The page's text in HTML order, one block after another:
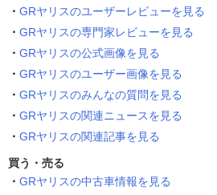
GRヤリスのユーザーレビューを見る
GRヤリスの専門家レビューを見る
GRヤリスの公式画像を見る
GRヤリスのユーザー画像を見る
GRヤリスのみんなの質問を見る
GRヤリスの関連ニュースを見る
GRヤリスの関連記事を見る
買う・売る
GRヤリスの中古車情報を見る